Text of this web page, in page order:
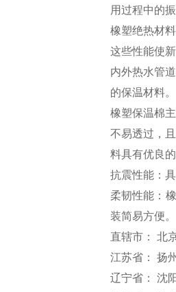
用过程中的
橡塑绝热材
这些性能使
内外热水管
的保温材料。
橡塑保温棉
不易透过，
料具有优良
抗震性能：
柔韧性能：
装简易方便
直辖市： 北
江苏省： 扬
辽宁省： 沈